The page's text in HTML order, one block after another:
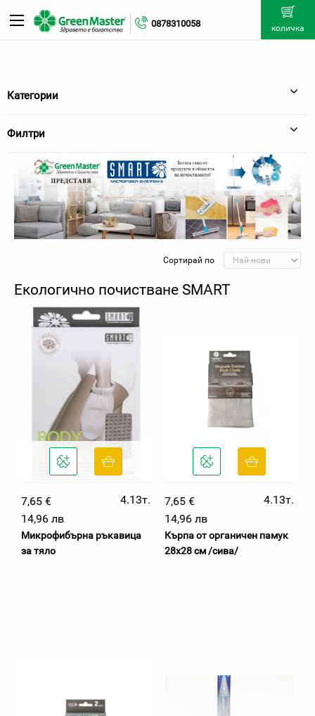
0878310058 количка
Категории
Филтри
Сортирай по
Екологично почистване SMART
7,65 €
4.13т.
14,96 лв
Микрофибърна ръкавица
за тяло
7,65 €
4.13т.
14,96 лв
Кърпа от органичен памук
28х28 см /сива/